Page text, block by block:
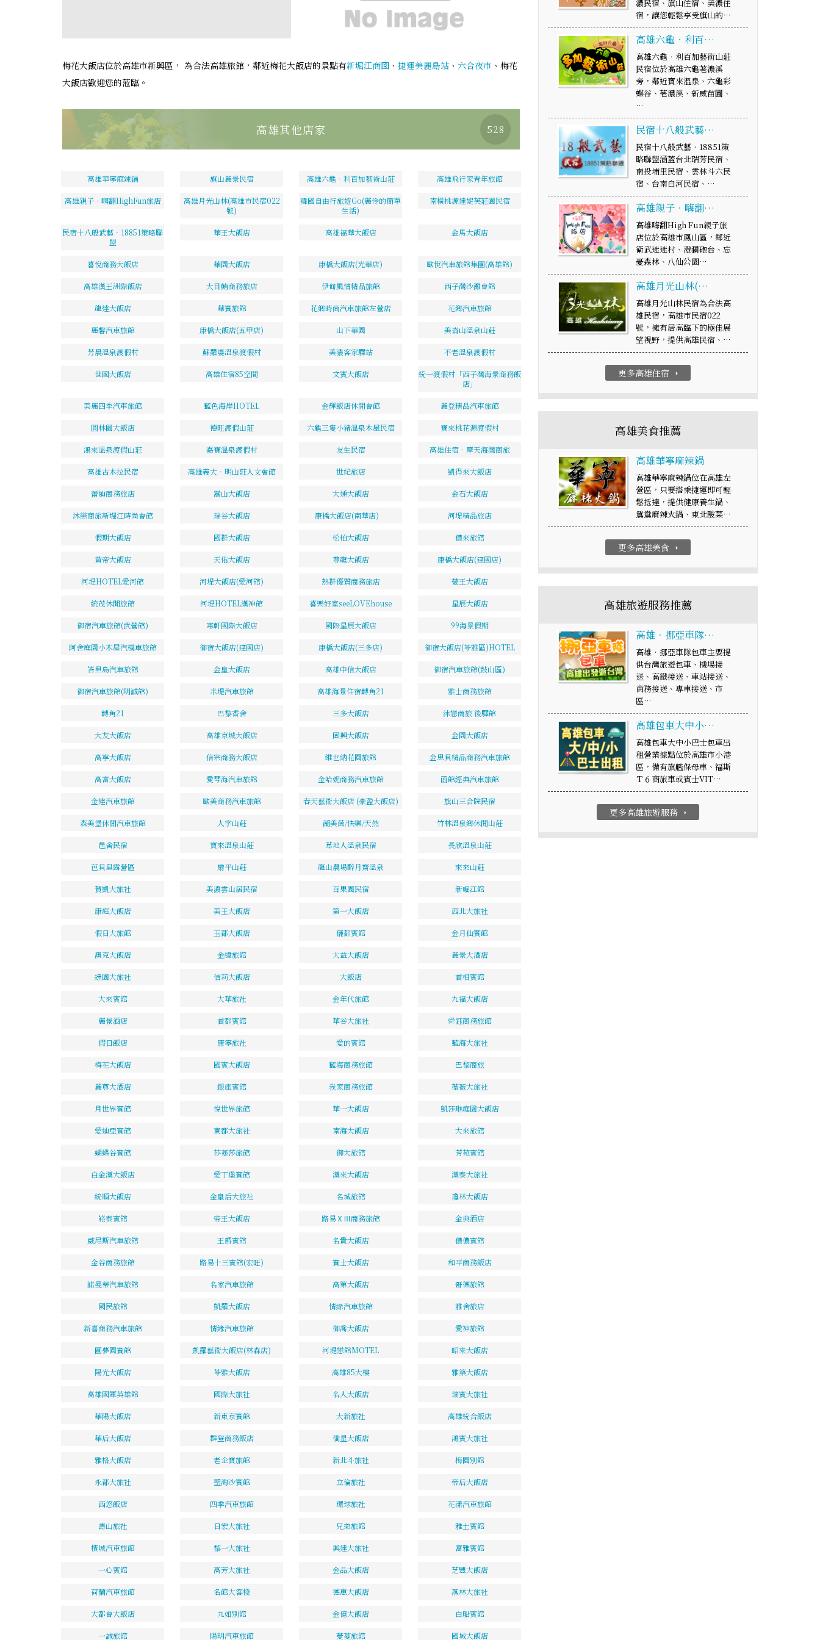
梅花大飯店位於高雄市新興區， 為合法高雄旅館，鄰近梅花大飯店的景點有新堀江商圈 、 捷運美麗島站 、 六合夜市 、梅花
大飯店歡迎您的蒞臨。
高雄其他店家 528
高雄華寧麻辣鍋 旗山麗景民宿 高雄六龜．利百加藝術山莊 高雄飛行家青年旅館
高雄親子．嗨翻HighFun旅店
高雄月光山林(高雄市民宿022
號)
韓國自由行旅遊Go(麗伶的簡單
生活)
南橫桃源達妮芙莊園民宿
民宿十八般武藝‧18851策略聯
盟
華王大飯店 高雄福華大飯店 金馬大飯店
喜悅商務大飯店 華園大飯店 康橋大飯店(光華店) 歐悅汽車旅館集團(高雄館)
高雄漢王洲際飯店 大目鮪商務旅店 伊甸風情精品旅館 西子灣沙灘會館
龍達大飯店 華賓旅館 花鄉時尚汽車旅館左營店 花鄉汽車旅館
麗馨汽車旅館 康橋大飯店(五甲店) 山下華園 美崙山溫泉山莊
芳晨溫泉渡假村 蘇羅婆溫泉渡假村 美濃客家驛站 不老溫泉渡假村
世國大飯店 高雄住宿85空間 文賓大飯店
統一渡假村「西子灣海景商務飯
店」
美麗四季汽車旅館 藍色海岸HOTEL 金輝飯店休閒會館 麗登精品汽車旅館
圓林園大飯店 德旺渡假山莊 六龜三隻小豬溫泉木屋民宿 寶來桃花源渡假村
鴻來溫泉渡假山莊 嘉寶溫泉渡假村 友生民宿 高雄住宿‧摩天海灣商旅
高雄古木拉民宿 高雄義大．明山莊人文會館 世紀旅店 凱得來大飯店
蕾迪商務旅店 嵩山大飯店 大通大飯店 金石大飯店
沐戀商旅新堀江時尚會館 瑞谷大飯店 康橋大飯店(南華店) 河堤精品旅店
假期大飯店 國群大飯店 松柏大飯店 儂來旅館
黃帝大飯店 天佑大飯店 尊龍大飯店 康橋大飯店(建國店)
河堤HOTEL愛河館 河堤大飯店(愛河館) 熱群優質商務旅店 薆王大飯店
統茂休閒旅館 河堤HOTEL漢神館 喜樂好室seeLOVEhouse 星辰大飯店
御宿汽車旅館(武營館) 寒軒國際大飯店 國際星辰大飯店 99海景假期
阿舍庭園小木屋汽機車旅館 御宿大飯店(建國店) 康橋大飯店(三多店) 御宿大飯店(苓雅區)HOTEL
峇里島汽車旅館 金皇大飯店 高雄中信大飯店 御宿汽車旅館(鼓山區)
御宿汽車旅館(明誠館) 米堤汽車旅館 高雄海景住宿轉角21 雅士商務旅館
轉角21 巴黎香舍 三多大飯店 沐戀商旅 後驛館
大友大飯店 高雄京城大飯店 固興大飯店 金園大飯店
高寧大飯店 信宗商務大飯店 維也納花園旅館 金思貝精品商務汽車旅館
高富大飯店 愛琴海汽車旅館 金哈妮商務汽車旅館 函館經典汽車旅館
金達汽車旅館 歐美商務汽車旅館 春天藝術大飯店 (豪盈大飯店) 旗山三合院民宿
森美堡休閒汽車旅館 人字山莊 湖美茵/快樂/天然 竹林溫泉鄉休閒山莊
邑舍民宿 寶來溫泉山莊 草地人溫泉民宿 長欣溫泉山莊
芭貝里露營區 扇平山莊 龍山農場醉月齋溫泉 來來山莊
賀凱大旅社 美濃雲山居民宿 百果園民宿 新崛江館
康庭大飯店 美王大飯店 第一大飯店 西北大旅社
假日大旅館 玉都大飯店 儷都賓館 金月仙賓館
澳克大飯店 金緯旅館 大益大飯店 麗景大酒店
綠園大旅社 佶莉大飯店 大飯店 首相賓館
大來賓館 大華旅社 金年代旅館 九福大飯店
麗景酒店 首都賓館 華谷大旅社 舜鈺商務旅館
假日飯店 康寧旅社 愛的賓館 藍海大旅社
梅花大飯店 國賓大飯店 藍海商務旅館 巴黎商旅
麗尊大酒店 銀座賓館 我家商務旅館 薇薇大旅社
月世界賓館 悅世界旅館 華一大飯店 凱莎琳庭園大飯店
愛迪亞賓館 東都大旅社 南海大飯店 大來旅館
蝴蝶谷賓館 莎蔓莎旅館 御大旅館 芳苑賓館
白金漢大飯店 愛丁堡賓館 漢來大飯店 漢泰大旅社
統順大飯店 金皇后大旅社 名城旅館 瓊林大飯店
崧泰賓館 帝王大飯店 路易ⅩⅢ商務旅館 金典酒店
威尼斯汽車旅館 王爵賓館 名貴大飯店 儂儂賓館
金谷商務旅館 路易十三賓館(宏旺) 賓士大飯店 和平商務飯店
諾曼蒂汽車旅館 名家汽車旅館 高第大飯店 哥德旅館
國民旅館 凱羅大飯店 情綠汽車旅館 雅舍旅店
新喜商務汽車旅館 情緣汽車旅館 御喬大飯店 愛神旅館
圓夢園賓館 凱羅藝術大飯店(林森店) 河堤戀館MOTEL 昭來大飯店
陽光大飯店 苓雅大飯店 高雄85大樓 雅築大飯店
高雄國軍英雄館 國際大旅社 名人大飯店 瑞賓大旅社
華陽大飯店 新東京賓館 大新旅社 高雄統合飯店
華后大飯店 群登商務飯店 僑星大飯店 鴻賓大旅社
雅格大飯店 老企寶旅館 新北斗旅社 梅園別館
永都大旅社 聖淘沙賓館 立倫旅社 帝后大飯店
西悠飯店 四季汽車旅館 環球旅社 花漾汽車旅館
壽山旅社 日宏大旅社 兄弟旅館 雅士賓館
檳城汽車旅館 黎一大旅社 興達大旅社 富雅賓館
一心賓館 高芳大旅社 金品大飯店 芝豐大飯店
荷蘭汽車旅館 名館大客棧 德惠大飯店 燕林大旅社
大都會大飯店 九如別館 金億大飯店 白船賓館
一誠旅館 陽明汽車旅館 薆蔓旅館 國城大飯店
濃民宿、旗山住宿、美濃住
宿，讓您輕鬆享受旗山的…
高雄六龜．利百…
高雄六龜．利百加藝術山莊
民宿位於高雄六龜荖濃溪
旁，鄰近寶來溫泉、六龜彩
蝶谷、荖濃溪、新威苗圃、
…
民宿十八般武藝…
民宿十八般武藝‧18851策
略聯盟涵蓋台北瑞芳民宿、
南投埔里民宿、雲林斗六民
宿、台南白河民宿、…
高雄親子．嗨翻…
高雄嗨翻High Fun親子旅
店位於高雄市鳳山區，鄰近
衛武迷迷村、澄瀾砲台、忘
憂森林、八仙公園…
高雄月光山林(…
高雄月光山林民宿為合法高
雄民宿，高雄市民宿022
號，擁有居高臨下的極佳展
望視野，提供高雄民宿、…
更多高雄住宿 arrow_right
高雄美食推薦
高雄華寧麻辣鍋
高雄華寧麻辣鍋位在高雄左
營區，只要搭乘捷運即可輕
鬆抵達，提供健康養生鍋、
鴛鴦麻辣火鍋、東北酸菜…
更多高雄美食 arrow_right
高雄旅遊服務推薦
高雄‧挪亞車隊…
高雄‧挪亞車隊包車主要提
供台灣旅遊包車、機場接
送、高鐵接送、車站接送、
商務接送、專車接送、市
區…
高雄包車大中小…
高雄包車大中小巴士包車出
租營業據點位於高雄市小港
區，備有旗艦保母車、福斯
Ｔ６商旅車或賓士VIT…
更多高雄旅遊服務 arrow_right